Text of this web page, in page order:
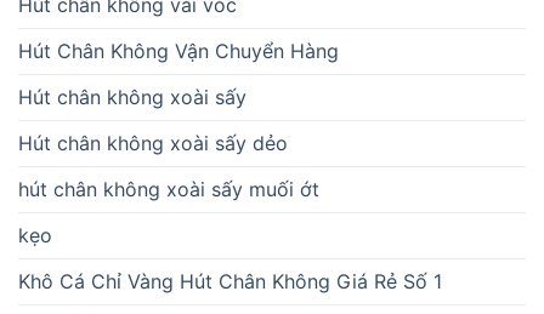
Hút chân không vải vóc
Hút Chân Không Vận Chuyển Hàng
Hút chân không xoài sấy
Hút chân không xoài sấy dẻo
hút chân không xoài sấy muối ớt
kẹo
Khô Cá Chỉ Vàng Hút Chân Không Giá Rẻ Số 1